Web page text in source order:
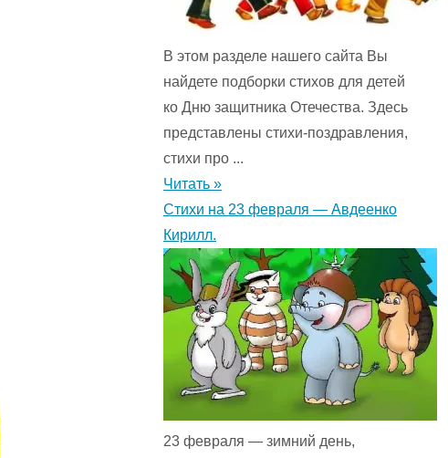
В этом разделе нашего сайта Вы
найдете подборки стихов для детей
ко Дню защитника Отечества. Здесь
представлены стихи-поздравления,
стихи про ...
Читать »
Стихи на 23 февраля — Авдеенко
Кирилл.
23 февраля — зимний день,